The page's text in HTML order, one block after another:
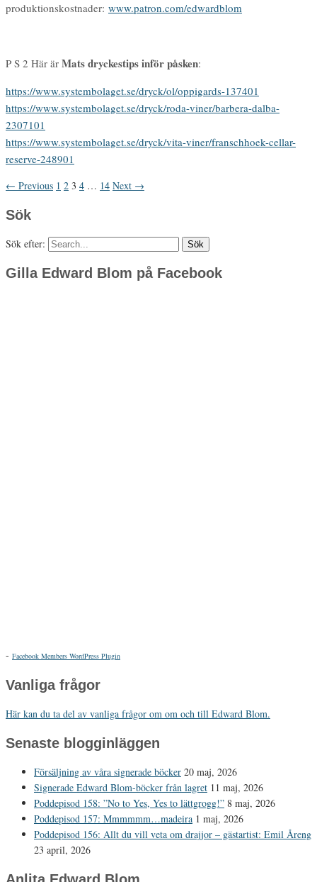
produktionskostnader: www.patron.com/edwardblom
P S 2 Här är Mats dryckestips inför påsken:
https://www.systembolaget.se/dryck/ol/oppigards-137401
https://www.systembolaget.se/dryck/roda-viner/barbera-dalba-
2307101
https://www.systembolaget.se/dryck/vita-viner/franschhoek-cellar-
reserve-248901
← Previous 1 2 3 4 … 14 Next →
Sök
Sök efter:
Gilla Edward Blom på Facebook
- Facebook Members WordPress Plugin
Vanliga frågor
Här kan du ta del av vanliga frågor om om och till Edward Blom.
Senaste blogginläggen
Försäljning av våra signerade böcker 20 maj, 2026
Signerade Edward Blom-böcker från lagret 11 maj, 2026
Poddepisod 158: ”No to Yes, Yes to lättgrogg!” 8 maj, 2026
Poddepisod 157: Mmmmmm…madeira 1 maj, 2026
Poddepisod 156: Allt du vill veta om drajjor – gästartist: Emil Åreng
23 april, 2026